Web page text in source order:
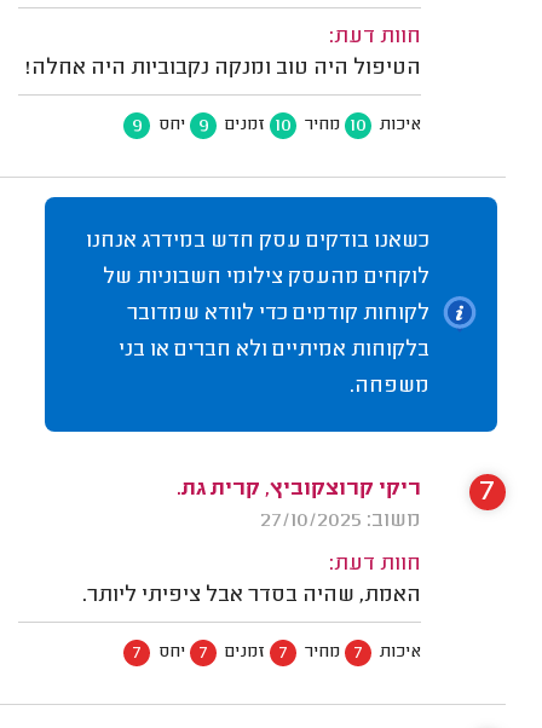
חוות דעת:
הטיפול היה טוב ומנקה נקבוביות היה אחלה!
איכות 10 מחיר 10 זמנים 9 יחס 9
כשאנו בודקים עסק חדש במידרג אנחנו
לוקחים מהעסק צילומי חשבוניות של
לקוחות קודמים כדי לוודא שמדובר
בלקוחות אמיתיים ולא חברים או בני
משפחה.
ריקי קרוצקוביץ, קרית גת.
משוב: 27/10/2025
חוות דעת:
האמת, שהיה בסדר אבל ציפיתי ליותר.
איכות 7 מחיר 7 זמנים 7 יחס 7
7